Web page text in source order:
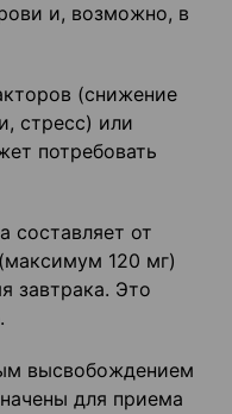
и, возможно, в
(снижение
стресс) или
потребовать
составляет от
120 мг)
завтрака. Это
высвобождением
для приема